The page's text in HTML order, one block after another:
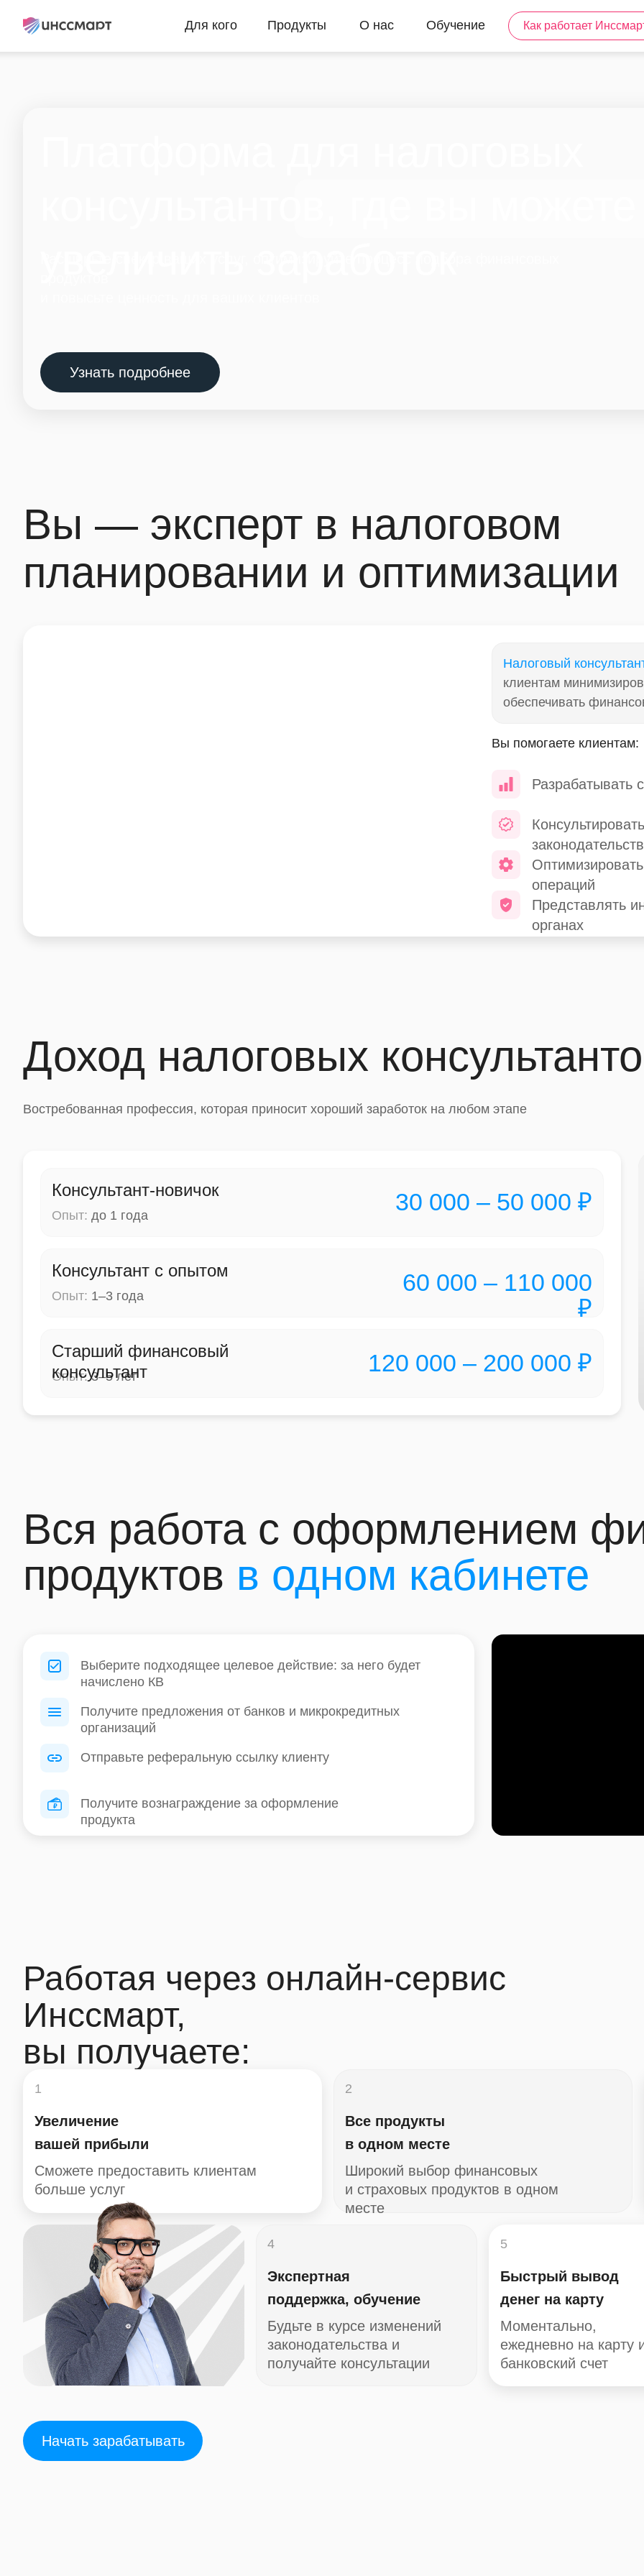
Как работает
Для кого Продукты О нас Обучение
Узнать подробнее
Вы — эксперт в налоговом
планировании и оптимизации
Налоговый
клиентам
обеспечивать
Разрабатывать
операций
Представлять
органах
Вы помогаете клиентам:
Консультант-новичок
Опыт: до 1 года 30 000 – 50 000 ₽
Консультант с опытом
Опыт: 1–3 года
60 000 – 110 000
₽
Старший финансовый
консультант
Опыт: 3–5 лет 120 000 – 200 000 ₽
Доход налоговых
Востребованная профессия, которая приносит хороший заработок на любом этапе
Вся работа с оформлением
продуктов в одном кабинете
Выберите подходящее целевое действие: за него будет
начислено КВ
Получите предложения от банков и микрокредитных
организаций
Отправьте реферальную ссылку клиенту
Получите вознаграждение за оформление
продукта
Работая через онлайн-сервис
Инссмарт,
вы получаете:
1
Увеличение
вашей прибыли
Cможете предоставить клиентам
больше услуг
2
Все продукты
в одном месте
Широкий выбор финансовых
и страховых продуктов в одном
месте
4
Экспертная
поддержка, обучение
Будьте в курсе изменений
законодательства и
получайте консультации
Быстрый вывод
денег на карту
Моментально,
ежедневно на карту
банковский счет
5
Начать зарабатывать